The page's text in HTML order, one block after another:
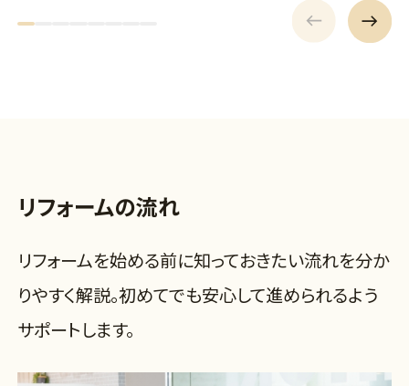
リフォームの流れ
リフォームを始める前に知っておきたい流れを分か
りやすく解説。初めてでも安心して進められるよう
サポートします。